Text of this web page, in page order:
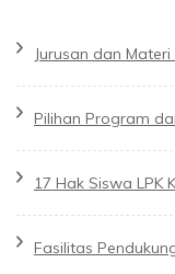
Jurusan dan
Pilihan Program
17 Hak Siswa LPK
Fasilitas